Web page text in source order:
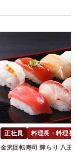
正社員
料理長・料理長
金沢回転寿司 輝らり 八王